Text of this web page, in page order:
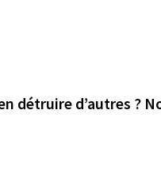
détruire d’autres ?